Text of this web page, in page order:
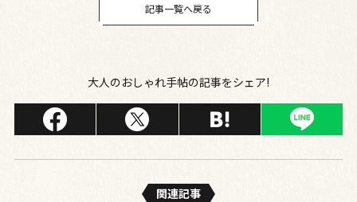
記事一覧へ戻る
大人のおしゃれ手帖の記事をシェア!
関連記事